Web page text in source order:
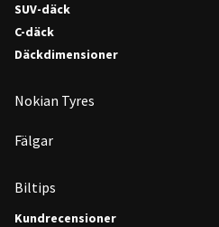
SUV-däck
C-däck
Däckdimensioner
Nokian Tyres
Fälgar
Biltips
Kundrecensioner